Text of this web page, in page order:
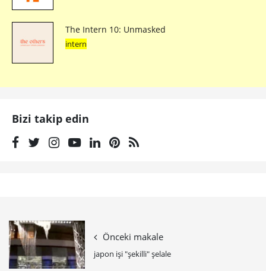
The Intern 10: Unmasked
intern
Bizi takip edin
Önceki makale
japon işi "şekilli" şelale